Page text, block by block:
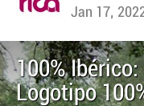
Jan 17,
100%
Logotipo